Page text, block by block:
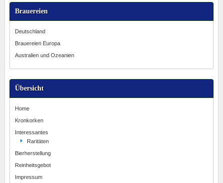
Brauereien
Deutschland
Brauereien Europa
Australien und Ozeanien
Übersicht
Home
Kronkorken
Interessantes
Raritäten
Bierherstellung
Reinheitsgebot
Impressum